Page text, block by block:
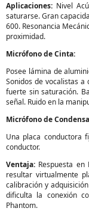
Aplicaciones: Nivel
saturarse. Gran
600. Resonancia
proximidad.
Micrófono de Cinta:
Posee lámina de
Sonidos de vocalistas a
fuerte sin saturación.
señal. Ruido en la
Micrófono de
Una placa conductora
conductor.
Ventaja: Respuesta
resultar virtualmente
calibración y
dificulta la conexión
Phantom.